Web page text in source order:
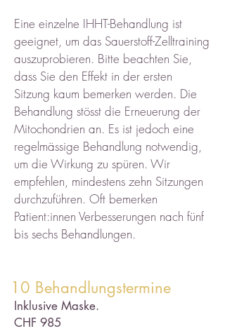
Eine einzelne IHHT-Behandlung ist
geeignet, um das Sauerstoff-Zelltraining
auszuprobieren. Bitte beachten Sie,
dass Sie den Effekt in der ersten
Sitzung kaum bemerken werden. Die
Behandlung stösst die Erneuerung der
Mitochondrien an. Es ist jedoch eine
regelmässige Behandlung notwendig,
um die Wirkung zu spüren. Wir
empfehlen, mindestens zehn Sitzungen
durchzuführen. Oft bemerken
Patient:innen Verbesserungen nach fünf
bis sechs Behandlungen.
10 Behandlungstermine
Inklusive Maske.
CHF 985